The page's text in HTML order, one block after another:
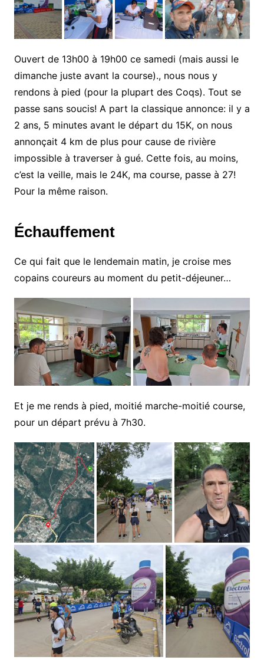
Ouvert de 13h00 à 19h00 ce samedi (mais aussi le
dimanche juste avant la course)., nous nous y
rendons à pied (pour la plupart des Coqs). Tout se
passe sans soucis! A part la classique annonce: il y a
2 ans, 5 minutes avant le départ du 15K, on nous
annonçait 4 km de plus pour cause de rivière
impossible à traverser à gué. Cette fois, au moins,
c’est la veille, mais le 24K, ma course, passe à 27!
Pour la même raison.
Échauffement
Ce qui fait que le lendemain matin, je croise mes
copains coureurs au moment du petit-déjeuner…
Et je me rends à pied, moitié marche-moitié course,
pour un départ prévu à 7h30.